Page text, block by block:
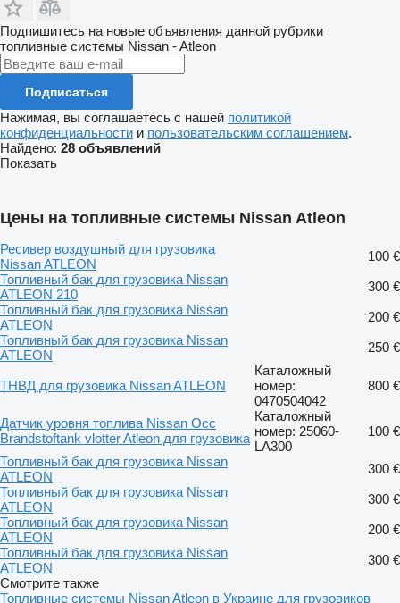
Подпишитесь на новые объявления данной рубрики
топливные системы Nissan - Atleon
Подписаться
Нажимая, вы соглашаетесь с нашей политикой
конфиденциальности и пользовательским соглашением.
Найдено: 28 объявлений
Показать
Цены на топливные системы Nissan Atleon
Ресивер воздушный для грузовика
Nissan ATLEON
100 €
Топливный бак для грузовика Nissan
ATLEON 210
300 €
Топливный бак для грузовика Nissan
ATLEON
200 €
Топливный бак для грузовика Nissan
ATLEON
250 €
ТНВД для грузовика Nissan ATLEON
Каталожный
номер:
0470504042
800 €
Датчик уровня топлива Nissan Occ
Brandstoftank vlotter Atleon для грузовика
Каталожный
номер: 25060-
LA300
100 €
Топливный бак для грузовика Nissan
ATLEON
300 €
Топливный бак для грузовика Nissan
ATLEON
300 €
Топливный бак для грузовика Nissan
ATLEON
200 €
Топливный бак для грузовика Nissan
ATLEON
300 €
Смотрите также
Топливные системы Nissan Atleon в Украине для грузовиков